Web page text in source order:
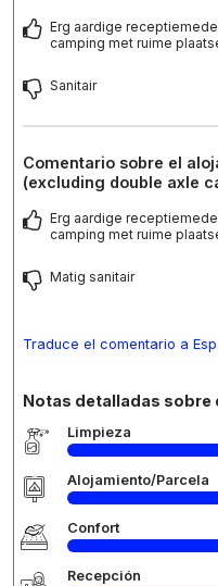
Erg aardige
camping met ruime
Sanitair
Comentario sobre el
(excluding double axle
Erg aardige
camping met ruime
Matig sanitair
Traduce el comentario a
Notas detalladas sobre
Limpieza
Alojamiento/Parcela
Confort
Recepción